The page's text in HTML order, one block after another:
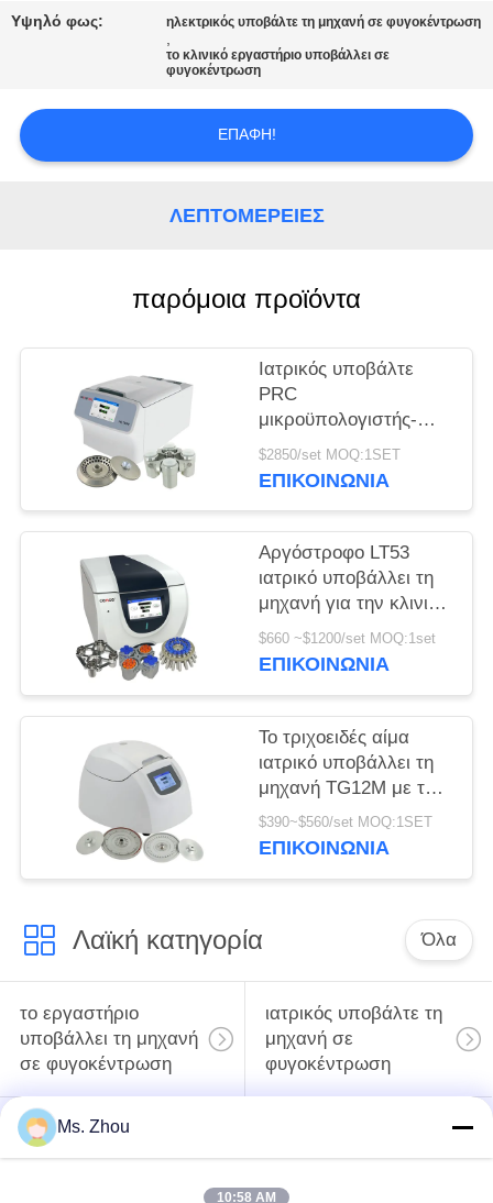
ΥΠΟΘΈΣΕΙΣ
VR
Υψηλό φως: ηλεκτρικός υποβάλτε τη μηχανή σε φυγοκέντρωση
,
το κλινικό εργαστήριο υποβάλλει σε
φυγοκέντρωση
ΕΠΑΦΉ!
ΛΕΠΤΟΜΈΡΕΙΕΣ
παρόμοια προϊόντα
Ιατρικός υποβάλτε
PRC
μικροϋπολογιστής-
σωλήνων H1750R σε
φυγοκέντρωση τη
κατεψυγμένη
υποβάλλει
$2850/set MOQ:1SET
ΕΠΙΚΟΙΝΩΝΊΑ
Αργόστροφο LT53
ιατρικό υποβάλλει τη
μηχανή για την κλινική
γενετική βιολογία
ιατρικής σε
$660 ~$1200/set MOQ:1set
ΕΠΙΚΟΙΝΩΝΊΑ
Το τριχοειδές αίμα
ιατρικό υποβάλλει τη
μηχανή TG12M με το
σύστημα
αυτοδιάγνωσης
$390~$560/set MOQ:1SET
ΕΠΙΚΟΙΝΩΝΊΑ
Λαϊκή κατηγορία Όλα
το εργαστήριο
υποβάλλει τη μηχανή
σε φυγοκέντρωση
ιατρικός υποβάλτε τη
μηχανή σε
φυγοκέντρωση
PRP PRF υποβάλλει
υποβάλτε τη μηχανή
Ms. Zhou
10:58 AM